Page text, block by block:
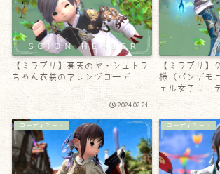
【ミラプリ】蒼天のヤ・シュトラ
ちゃん衣装のアレンジコーデ
2024.02.21
【ミラプリ】
様（パンデモ
ェル女子コーデ
コーディネート コーディネート